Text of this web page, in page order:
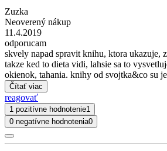
Zuzka
Neoverený nákup
11.4.2019
odporucam
skvely napad spravit knihu, ktora ukazuje,
takze ked to dieta vidi, lahsie sa to
okienok, tahania. knihy od svojtka&co su
Čítať viac
reagovať
1 pozitívne hodnotenie1
0 negatívne hodnotenia0